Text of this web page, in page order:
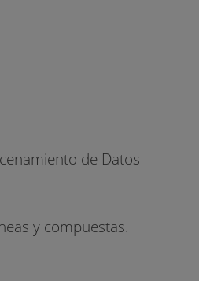
de Datos
y compuestas.